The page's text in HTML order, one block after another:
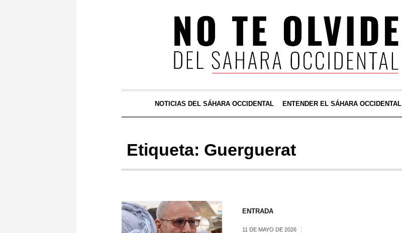
NOTICIAS DEL SÁHARA OCCIDENTAL ENTENDER EL SÁHARA OCCIDENTAL
Etiqueta: Guerguerat
ENTRADA
11 DE MAYO DE 2026